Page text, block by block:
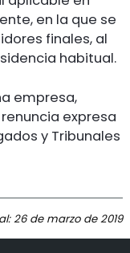
en la que se
finales, al
habitual.
empresa,
expresa
y Tribunales
26 de marzo de 2019